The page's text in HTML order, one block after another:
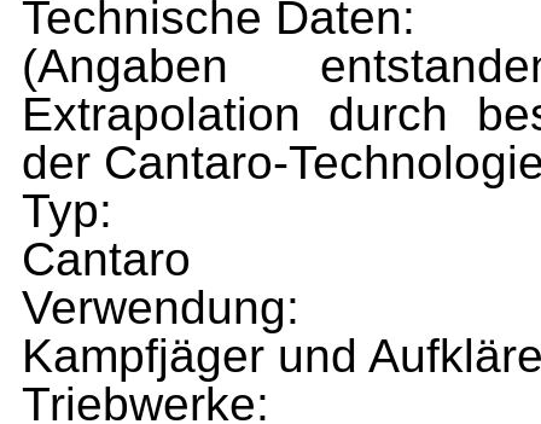
Technische Daten:
(Angaben
Extrapolation durch
der Cantaro-
Typ:
Cantaro
Verwendung:
Kampfjäger und
Triebwerke: